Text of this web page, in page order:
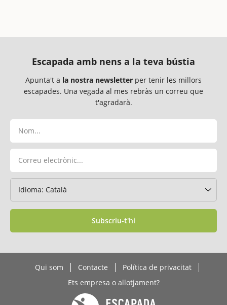
Escapada amb nens a la teva bústia
Apunta't a la nostra newsletter per tenir les millors
escapades. Una vegada al mes rebràs un correu que
t'agradarà.
Subscriu-t'hi
Qui som Contacte
Política de privacitat
Ets empresa o allotjament?